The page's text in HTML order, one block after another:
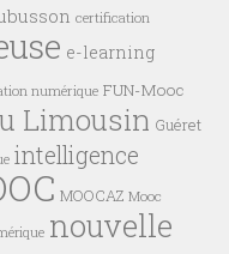
certification
e-learning
numérique FUN-Mooc
Limousin Guéret
intelligence
MOOCAZ Mooc
nouvelle